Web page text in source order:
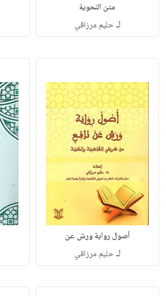
متن النحوية
لـحليم مرزاقي
أصول رواية ورش عن
لـحليم مرزاقي